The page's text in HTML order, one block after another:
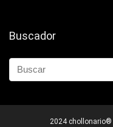
Buscador
2024 chollonario®